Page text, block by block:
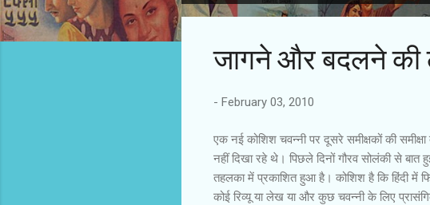
o
जागने और बदलने
- February 03, 2010
एक नई कोशिश चवन्‍नी पर दूसरे समीक्षकों की
नहीं दिखा रहे थे। पिछले दिनों गौरव सोलंकी से बात
तहलका में प्रकाशित हुआ है। कोशिश है कि हिंदी में
कोई रिव्‍यू या लेख या और कुछ चवन्‍नी के लिए